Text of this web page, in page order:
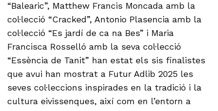
“Balearic”, Matthew Francis Moncada amb la
col·lecció “Cracked”, Antonio Plasencia amb la
col·lecció “Es jardí de ca na Bes” i Maria
Francisca Rosselló amb la seva col·lecció
“Essència de Tanit” han estat els sis finalistes
que avui han mostrat a Futur Adlib 2025 les
seves col·leccions inspirades en la tradició i la
cultura eivissenques, així com en l’entorn a